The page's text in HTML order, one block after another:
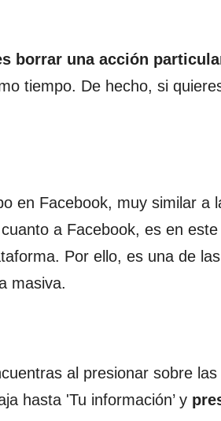
borrar una acción
tiempo. De hecho, si
en Facebook, muy similar a
a Facebook, es en este
Por ello, es una de las
masiva.
al presionar sobre
hasta 'Tu información’ y